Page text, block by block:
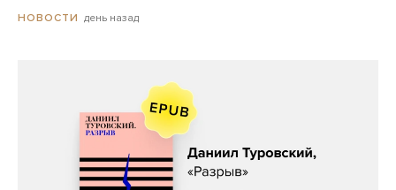
НОВОСТИ день назад